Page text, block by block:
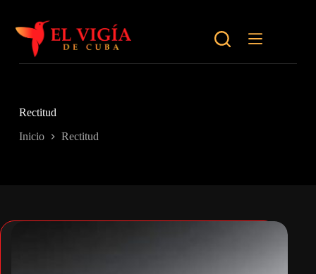
contenido
Rectitud
Inicio Rectitud